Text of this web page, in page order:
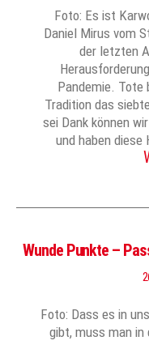
Foto: Es ist
Daniel Mirus vom
der letzten
Pandemie. Tote
Tradition das
sei Dank können
und haben diese
Wunde Punkte –
Foto: Dass es in
gibt, muss man in